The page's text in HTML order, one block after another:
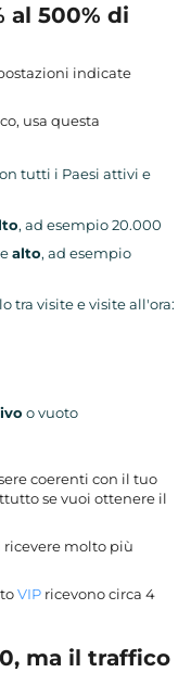
al 500% di
indicate
usa questa
tutti i Paesi attivi e
, ad esempio 20.000
alto, ad esempio
tra visite e visite all'ora:
o vuoto
coerenti con il tuo
se vuoi ottenere il
ricevere molto più
VIP ricevono circa 4
ma il traffico